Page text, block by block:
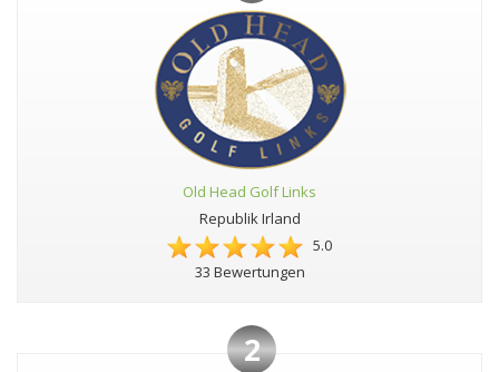
Old Head Golf Links
Republik Irland
5.0
33 Bewertungen
2